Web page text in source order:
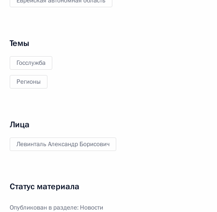
Темы
Госслужба
Регионы
Лица
Левинталь Александр Борисович
Статус материала
Опубликован в разделе: Новости